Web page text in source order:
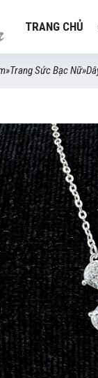
TRANG CHỦ
»Trang Sức Bạc Nữ»